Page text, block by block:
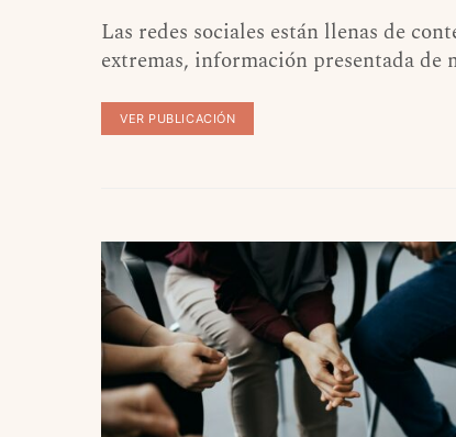
Las redes sociales están llenas de
extremas, información presentada
VER PUBLICACIÓN